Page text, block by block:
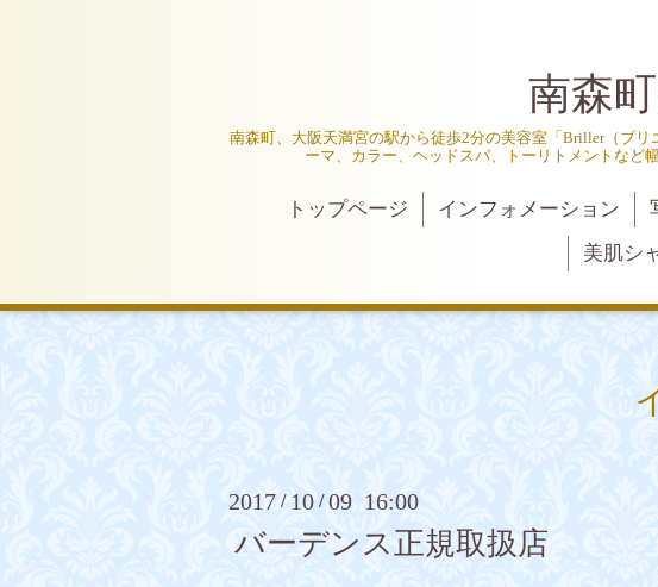
南森
南森町、大阪天満宮の駅から徒歩2分の美容室「Briller（ブ
ーマ、カラー、ヘッドスパ、トーリトメントなど
トップページ インフォメーション
美肌シ
2017 / 10 /09 16:00
バーデンス正規取扱店